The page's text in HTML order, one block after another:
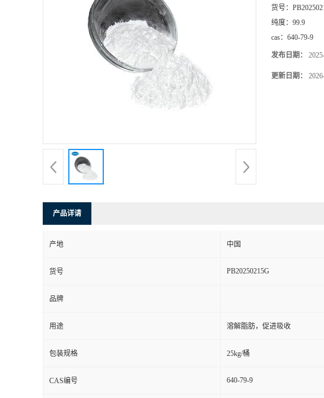
货号：
纯度： 99.9
cas： 640-79-9
发布日期：
更新日期：
产品详请
产地 中国
货号 PB20250215G
品牌
用途 溶解脂肪，促进吸收
包装规格 25kg/桶
CAS编号 640-79-9